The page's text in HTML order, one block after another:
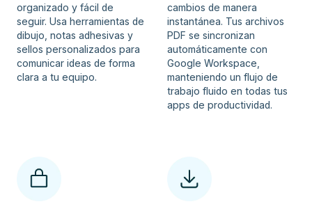
organizado y fácil de
seguir. Usa herramientas de
dibujo, notas adhesivas y
sellos personalizados para
comunicar ideas de forma
clara a tu equipo.
cambios de manera
instantánea. Tus archivos
PDF se sincronizan
automáticamente con
Google Workspace,
manteniendo un flujo de
trabajo fluido en todas tus
apps de productividad.